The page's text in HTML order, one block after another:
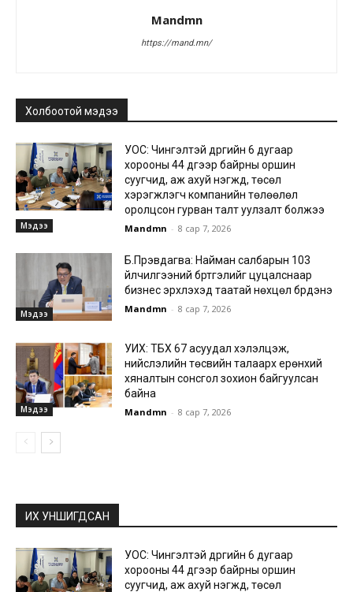
Mandmn
https://mand.mn/
Холбоотой мэдээ
Мэдээ
УОС: Чингэлтэй дүүргийн 6 дугаар
хорооны 44 дүгээр байрны оршин
суугчид, аж ахуй нэгжүүд, төсөл
хэрэгжүүлэгч компанийн төлөөлөл
оролцсон гурван талт уулзалт болжээ
Mandmn - 8 сар 7, 2026
Мэдээ
Б.Пүрэвдагва: Найман салбарын 103
үйлчилгээний бүртгэлийг цуцалснаар
бизнес эрхлэхэд таатай нөхцөл бүрдэнэ
Mandmn - 8 сар 7, 2026
Мэдээ
УИХ: ТБХ 67 асуудал хэлэлцэж,
нийслэлийн төсвийн талаарх ерөнхий
хяналтын сонсгол зохион байгуулсан
байна
Mandmn - 8 сар 7, 2026
ИХ УНШИГДСАН
УОС: Чингэлтэй дүүргийн 6 дугаар
хорооны 44 дүгээр байрны оршин
суугчид, аж ахуй нэгжүүд, төсөл